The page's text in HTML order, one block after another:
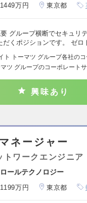
万円 東京都
グループ横断でセキュリ
だくポジションです。 ゼロ
ト トーマツ グループ各社の
ツ グループのコーポレート
興味あり
ネージャー
トワークエンジニア
ールテクノロジー
万円 東京都